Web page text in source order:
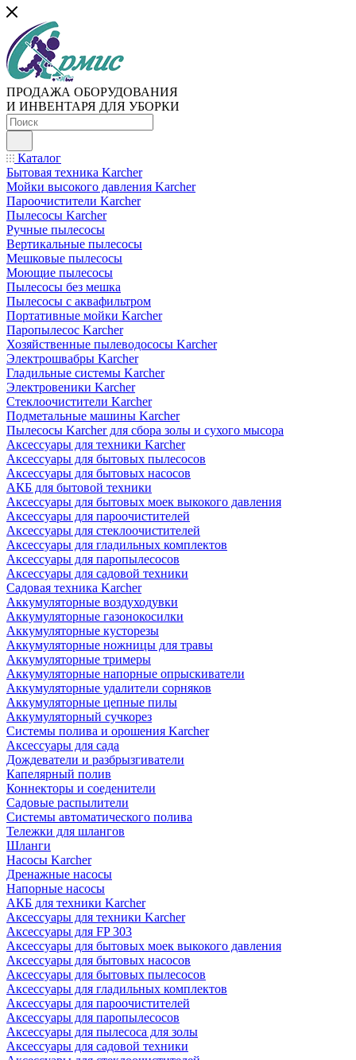
ПРОДАЖА ОБОРУДОВАНИЯ
И ИНВЕНТАРЯ ДЛЯ УБОРКИ
Каталог
Бытовая техника Karcher
Мойки высокого давления Karcher
Пароочистители Karcher
Пылесосы Karcher
Ручные пылесосы
Вертикальные пылесосы
Мешковые пылесосы
Моющие пылесосы
Пылесосы без мешка
Пылесосы с аквафильтром
Портативные мойки Karcher
Паропылесос Karcher
Хозяйственные пылеводососы Karcher
Электрошвабры Karcher
Гладильные системы Karcher
Электровеники Karcher
Стеклоочистители Karcher
Подметальные машины Karcher
Пылесосы Karcher для сбора золы и сухого мысора
Аксессуары для техники Karcher
Аксессуары для бытовых пылесосов
Аксессуары для бытовых насосов
АКБ для бытовой техники
Аксессуары для бытовых моек выкокого давления
Аксессуары для пароочистителей
Аксессуары для стеклоочистителей
Аксессуары для гладильных комплектов
Аксессуары для паропылесосов
Аксессуары для садовой техники
Садовая техника Karcher
Аккумуляторные воздуходувки
Аккумуляторные газонокосилки
Аккумуляторные кусторезы
Аккумуляторные ножницы для травы
Аккумуляторные тримеры
Аккумуляторные напорные опрыскиватели
Аккумуляторные удалители сорняков
Аккумуляторные цепные пилы
Аккумуляторный сучкорез
Системы полива и орошения Karcher
Аксессуары для сада
Дождеватели и разбрызгиватели
Капелярный полив
Коннекторы и соеденители
Садовые распылители
Системы автоматического полива
Тележки для шлангов
Шланги
Насосы Karcher
Дренажные насосы
Напорные насосы
АКБ для техники Karcher
Аксессуары для техники Karcher
Аксессуары для FP 303
Аксессуары для бытовых моек выкокого давления
Аксессуары для бытовых насосов
Аксессуары для бытовых пылесосов
Аксессуары для гладильных комплектов
Аксессуары для пароочистителей
Аксессуары для паропылесосов
Аксессуары для пылесоса для золы
Аксессуары для садовой техники